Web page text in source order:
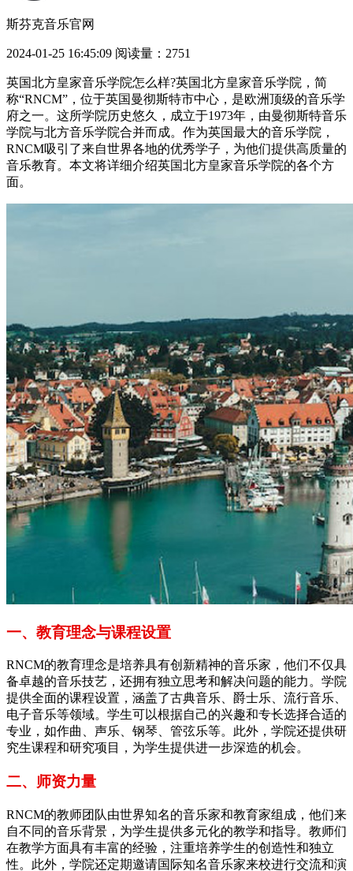
斯芬克音乐官网
2024-01-25 16:45:09 阅读量：2751
英国北方皇家音乐学院怎么样?英国北方皇家音乐学院，简
称“RNCM”，位于英国曼彻斯特市中心，是欧洲顶级的音乐学
府之一。这所学院历史悠久，成立于1973年，由曼彻斯特音乐
学院与北方音乐学院合并而成。作为英国最大的音乐学院，
RNCM吸引了来自世界各地的优秀学子，为他们提供高质量的
音乐教育。本文将详细介绍英国北方皇家音乐学院的各个方
面。
一、教育理念与课程设置
RNCM的教育理念是培养具有创新精神的音乐家，他们不仅具
备卓越的音乐技艺，还拥有独立思考和解决问题的能力。学院
提供全面的课程设置，涵盖了古典音乐、爵士乐、流行音乐、
电子音乐等领域。学生可以根据自己的兴趣和专长选择合适的
专业，如作曲、声乐、钢琴、管弦乐等。此外，学院还提供研
究生课程和研究项目，为学生提供进一步深造的机会。
二、师资力量
RNCM的教师团队由世界知名的音乐家和教育家组成，他们来
自不同的音乐背景，为学生提供多元化的教学和指导。教师们
在教学方面具有丰富的经验，注重培养学生的创造性和独立
性。此外，学院还定期邀请国际知名音乐家来校进行交流和演